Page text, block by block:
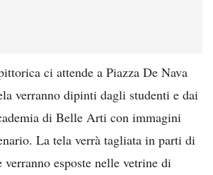
ci attende a Piazza De Nava
verranno dipinti dagli studenti e dai
di Belle Arti con immagini
La tela verrà tagliata in parti di
esposte nelle vetrine di